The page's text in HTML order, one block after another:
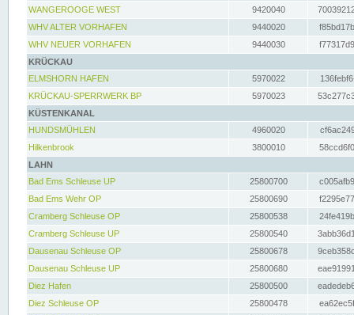
WANGEROOGE WEST
9420040
WHV ALTER VORHAFEN
9440020
WHV NEUER VORHAFEN
9440030
KRÜCKAU
ELMSHORN HAFEN
5970022
KRÜCKAU-SPERRWERK BP
5970023
KÜSTENKANAL
HUNDSMÜHLEN
4960020
Hilkenbrook
3800010
LAHN
Bad Ems Schleuse UP
25800700
Bad Ems Wehr OP
25800690
Cramberg Schleuse OP
25800538
Cramberg Schleuse UP
25800540
Dausenau Schleuse OP
25800678
Dausenau Schleuse UP
25800680
Diez Hafen
25800500
Diez Schleuse OP
25800478